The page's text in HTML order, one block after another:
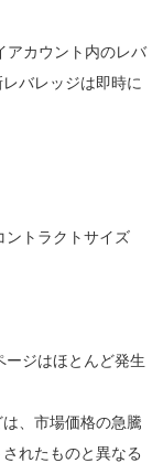
アカウント内のレバ
バレッジは即時に
ントラクトサイズ
ジはほとんど発生
、市場価格の急騰
れたものと異なる